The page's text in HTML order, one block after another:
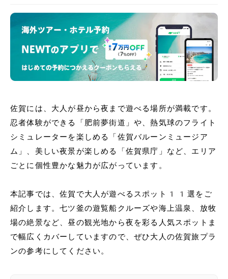
佐賀には、大人が昼から夜まで遊べる場所が満載です。
忍者体験ができる「肥前夢街道」や、熱気球のフライト
シミュレーターを楽しめる「佐賀バルーンミュージア
ム」、美しい夜景が楽しめる「佐賀県庁」など、エリア
ごとに個性豊かな魅力が広がっています。
本記事では、佐賀で大人が遊べるスポット11選をご
紹介します。七ツ釜の遊覧船クルーズや海上温泉、放牧
場の絶景など、昼の観光地から夜を彩る人気スポットま
で幅広くカバーしていますので、ぜひ大人の佐賀旅プラ
ンの参考にしてください。